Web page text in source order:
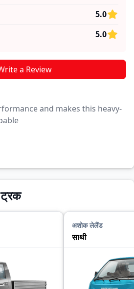
5.0
5.0
a Review
and makes this heavy-
अशोक लेलैंड
साथी